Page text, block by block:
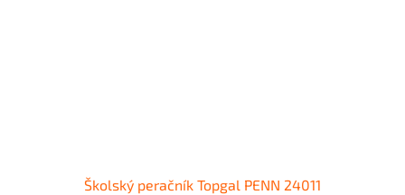
Školský peračník Topgal PENN 24011